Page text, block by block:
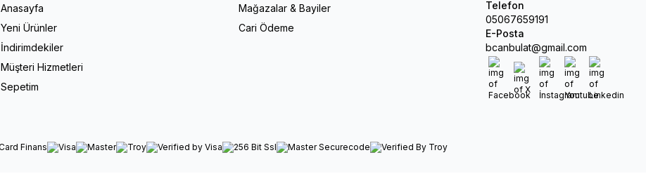
Anasayfa
Yeni Ürünler
İndirimdekiler
Müşteri Hizmetleri
Sepetim
Mağazalar & Bayiler
Cari Ödeme
Telefon
05067659191
E-Posta
bcanbulat@gmail.com
Facebook
X İnstagram
Youtube